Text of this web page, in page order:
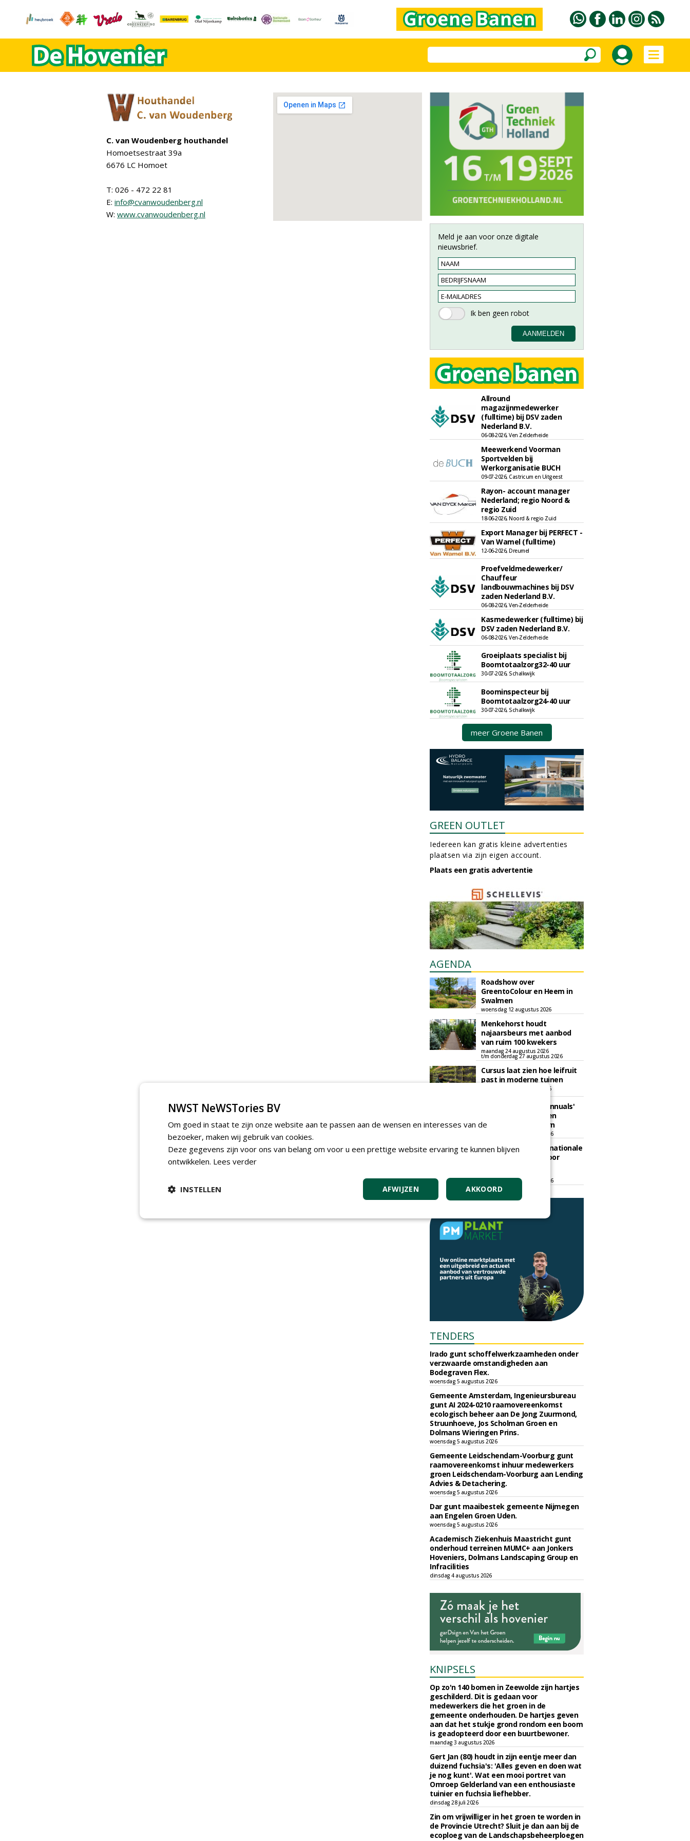
C. van Woudenberg houthandel
Homoetsestraat 39a
6676 LC Homoet
T: 026 - 472 22 81
E: info@cvanwoudenberg.nl
W: www.cvanwoudenberg.nl
Meld je aan voor onze digitale
nieuwsbrief.
Allround
magazijnmedewerker
(fulltime) bij DSV zaden
Nederland B.V.
06-08-2026, Ven Zelderheide
Meewerkend Voorman
Sportvelden bij
Werkorganisatie BUCH
09-07-2026, Castricum en Uitgeest
Rayon- account manager
Nederland; regio Noord &
regio Zuid
18-06-2026, Noord & regio Zuid
Export Manager bij PERFECT -
Van Wamel (fulltime)
12-06-2026, Dreumel
Proefveldmedewerker/
Chauffeur
landbouwmachines bij DSV
zaden Nederland B.V.
06-08-2026, Ven-Zelderheide
Kasmedewerker (fulltime) bij
DSV zaden Nederland B.V.
06-08-2026, Ven-Zelderheide
Groeiplaats specialist bij
Boomtotaalzorg32-40 uur
30-07-2026, Schalkwijk
Boominspecteur bij
Boomtotaalzorg24-40 uur
30-07-2026, Schalkwijk
meer Groene Banen
GREEN OUTLET
Iedereen kan gratis kleine advertenties
plaatsen via zijn eigen account.
Plaats een gratis advertentie
AGENDA
Roadshow over
GreentoColour en Heem in
Swalmen
woensdag 12 augustus 2026
Menkehorst houdt
najaarsbeurs met aanbod
van ruim 100 kwekers
maandag 24 augustus 2026
t/m donderdag 27 augustus 2026
Cursus laat zien hoe leifruit
past in moderne tuinen
woensdag 26 augustus 2026
Vakdag 'All About Annuals'
zet eenjarige planten
centraal in Appeltern
donderdag 27 augustus 2026
GaLaBau 2026: internationale
ontmoetingsplek voor
t/m vrijdag 18 september 2026
TENDERS
Irado gunt schoffelwerkzaamheden onder
verzwaarde omstandigheden aan
Bodegraven Flex.
woensdag 5 augustus 2026
Gemeente Amsterdam, Ingenieursbureau
gunt AI 2024-0210 raamovereenkomst
ecologisch beheer aan De Jong Zuurmond,
Struunhoeve, Jos Scholman Groen en
Dolmans Wieringen Prins.
woensdag 5 augustus 2026
Gemeente Leidschendam-Voorburg gunt
raamovereenkomst inhuur medewerkers
groen Leidschendam-Voorburg aan Lending
Advies & Detachering.
woensdag 5 augustus 2026
Dar gunt maaibestek gemeente Nijmegen
aan Engelen Groen Uden.
woensdag 5 augustus 2026
Academisch Ziekenhuis Maastricht gunt
onderhoud terreinen MUMC+ aan Jonkers
Hoveniers, Dolmans Landscaping Group en
Infracilities
dinsdag 4 augustus 2026
KNIPSELS
Op zo'n 140 bomen in Zeewolde zijn hartjes
geschilderd. Dit is gedaan voor
medewerkers die het groen in de
gemeente onderhouden. De hartjes geven
aan dat het stukje grond rondom een boom
is geadopteerd door een buurtbewoner.
maandag 3 augustus 2026
Gert Jan (80) houdt in zijn eentje meer dan
duizend fuchsia's: 'Alles geven en doen wat
je nog kunt'. Wat een mooi portret van
Omroep Gelderland van een enthousiaste
tuinier en fuchsia liefhebber.
dinsdag 28 juli 2026
Zin om vrijwilliger in het groen te worden in
de Provincie Utrecht? Sluit je dan aan bij de
ecoploeg van de Landschapsbeheerploegen
NWST NeWSTories BV
Om goed in staat te zijn onze website aan te passen aan de wensen en interesses van de
bezoeker, maken wij gebruik van cookies.
Deze gegevens zijn voor ons van belang om voor u een prettige website ervaring te kunnen blijven
ontwikkelen. Lees verder
AKKOORD
AFWIJZEN
INSTELLEN